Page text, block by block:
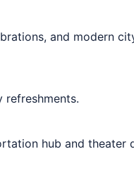
and modern
refreshments.
hub and